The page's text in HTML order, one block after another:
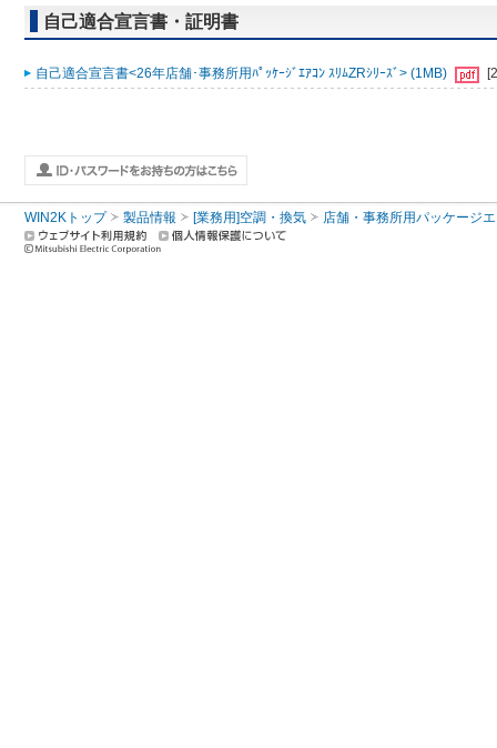
自己適合宣言書・証明書
自己適合宣言書<26年店舗･事務所用ﾊﾟｯｹｰｼﾞｴｱｺﾝ ｽﾘﾑZRｼﾘｰｽﾞ> (1MB)
WIN2Kトップ 製品情報 [業務用]空調・換気 店舗・事務所用パッケージ